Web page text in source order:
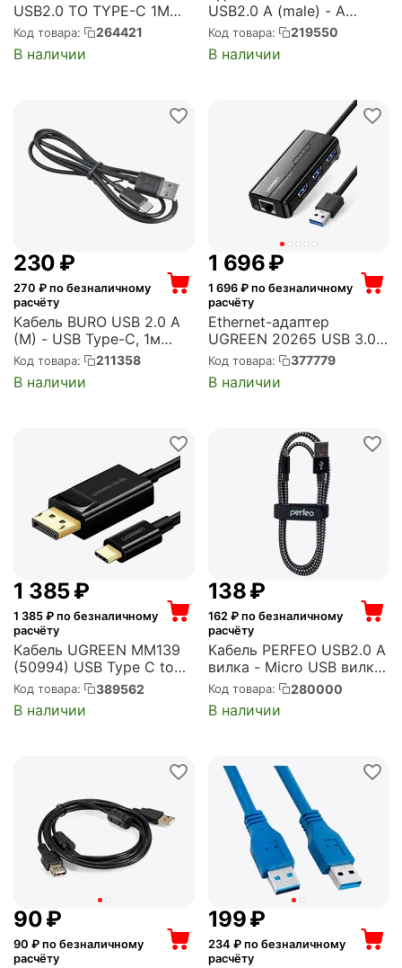
USB2.0 TO TYPE-C 1M
BLACK USB09-03T
(87814)
Код товара: 264421
В наличии
USB2.0 A (male) - A
(female), 15м (VUS7049-
15M)
Код товара: 219550
В наличии
‍230‍ ₽
270 ₽ по безналичному
расчёту
Кабель BURO USB 2.0 A
(M) - USB Type-C, 1м
(BHP USB-C 1M)
Код товара: 211358
В наличии
1 696₽
1 696₽ по безналичному
расчёту
Ethernet-адаптер
UGREEN 20265 USB 3.0
Hub with Gigabit Ethernet
Adapter. Цвет: черный
20265 USB 3.0 Hub with
Код товара: 377779
В наличии
1 385₽
1 385 ₽ по безналичному
расчёту
Кабель UGREEN MM139
(50994) USB Type C to
DP Cable. Длина 1,5 м.
Цвет: черный MM139
(50994) USB Type C to
Код товара: 389562
В наличии
‍138‍₽
162₽ по безналичному
расчёту
Кабель PERFEO USB2.0 A
вилка - Micro USB вилка,
черно-белый, длина 3 м.
(U4802)
Код товара: 280000
В наличии
‍90‍₽
90 ₽ по безналичному
расчёту
‍199‍₽
234 ₽ по безналичному
расчёту